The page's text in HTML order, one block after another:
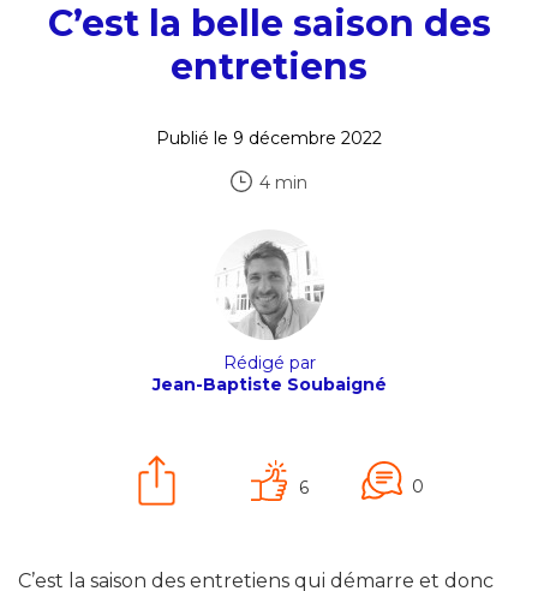
C’est la belle saison des
entretiens
Publié le 9 décembre 2022
4 min
Rédigé par
Jean-Baptiste Soubaigné
6 0
C’est la saison des entretiens qui démarre et donc